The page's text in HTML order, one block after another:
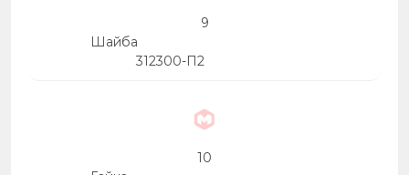
9
Шайба
312300-П2
10